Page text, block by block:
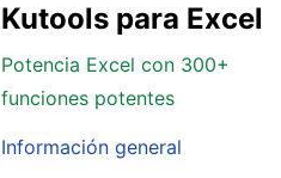
Kutools para Excel
Potencia Excel con 300+
funciones potentes
Información general